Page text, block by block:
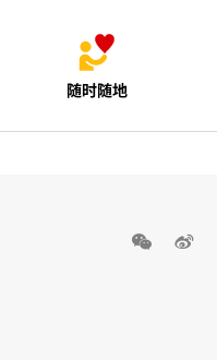
随时随地
 